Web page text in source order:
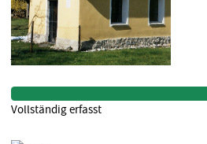
Vollständig erfasst